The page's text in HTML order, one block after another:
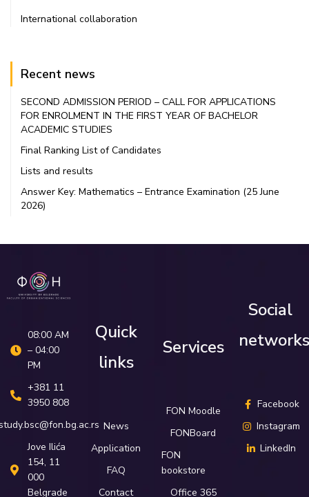
International collaboration
Recent news
SECOND ADMISSION PERIOD – CALL FOR APPLICATIONS
FOR ENROLMENT IN THE FIRST YEAR OF BACHELOR
ACADEMIC STUDIES
Final Ranking List of Candidates
Lists and results
Answer Key: Mathematics – Entrance Examination (25 June
2026)
08:00 AM
– 04:00
PM
+381 11
3950 808
Јove Ilića
154, 11
000
Belgrade
Quick
links
News
Application
FAQ
Contact
Services
FON Moodle
FONBoard
FON
bookstore
Office 365
Social
networks
Facebook
Instagram
LinkedIn